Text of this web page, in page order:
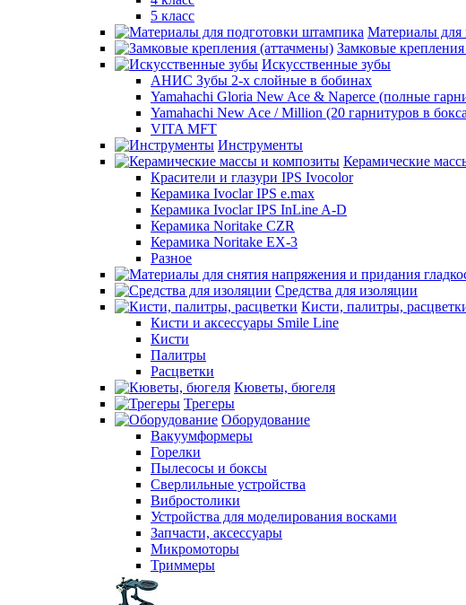
5 класс
Материалы для
Замковые
Искусственные зубы
АНИС Зубы 2-х слойные в бобинах
Yamahachi Gloria New Ace & Naperce (полные
Yamahachi New Ace / Million (20 гарнитуров в
VITA MFT
Инструменты
Керамические
Красители и глазури IPS Ivocolor
Керамика Ivoclar IPS e.max
Керамика Ivoclar IPS InLine A-D
Керамика Noritake CZR
Керамика Noritake EX-3
Разное
Средства для изоляции
Кисти, палитры,
Кисти и аксессуары Smile Line
Кисти
Палитры
Расцветки
Кюветы, бюгеля
Трегеры
Оборудование
Вакуумформеры
Горелки
Пылесосы и боксы
Сверлильные устройства
Вибростолики
Устройства для моделирования восками
Запчасти, аксессуары
Микромоторы
Триммеры